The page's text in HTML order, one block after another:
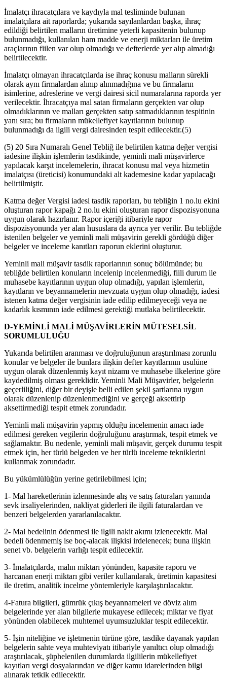
İmalatçı ihracatçılara ve kaydıyla mal tesliminde bulunan
imalatçılara ait raporlarda; yukarıda sayılanlardan başka, ihraç
edildiği belirtilen malların üretimine yeterli kapasitenin bulunup
bulunmadığı, kullanılan ham madde ve enerji miktarları ile üretim
araçlarının fiilen var olup olmadığı ve defterlerde yer alıp almadığı
belirtilecektir.
İmalatçı olmayan ihracatçılarda ise ihraç konusu malların sürekli
olarak aynı firmalardan alınıp alınmadığına ve bu firmaların
isimlerine, adreslerine ve vergi dairesi sicil numaralarına raporda yer
verilecektir. İhracatçıya mal satan firmaların gerçekten var olup
olmadıklarının ve malları gerçekten satıp satmadıklarının tespitinin
yanı sıra; bu firmaların mükellefiyet kayıtlarının bulunup
bulunmadığı da ilgili vergi dairesinden tespit edilecektir.(5)
(5) 20 Sıra Numaralı Genel Tebliğ ile belirtilen katma değer vergisi
iadesine ilişkin işlemlerin tasdikinde, yeminli mali müşavirlerce
yapılacak karşıt incelemelerin, ihracat konusu mal veya hizmetin
imalatçısı (üreticisi) konumundaki alt kademesine kadar yapılacağı
belirtilmiştir.
Katma değer Vergisi iadesi tasdik raporları, bu tebliğin 1 no.lu ekini
oluşturan rapor kapağı 2 no.lu ekini oluşturan rapor dispozisyonuna
uygun olarak hazırlanır. Rapor içeriği itibariyle rapor
dispozisyonunda yer alan hususlara da ayrıca yer verilir. Bu tebliğde
istenilen belgeler ve yeminli mali müşavirin gerekli gördüğü diğer
belgeler ve inceleme kanıtları raporun eklerini oluşturur.
Yeminli mali müşavir tasdik raporlarının sonuç bölümünde; bu
tebliğde belirtilen konuların incelenip incelenmediği, fiili durum ile
muhasebe kayıtlarının uygun olup olmadığı, yapılan işlemlerin,
kayıtların ve beyannamelerin mevzuata uygun olup olmadığı, iadesi
istenen katma değer vergisinin iade edilip edilmeyeceği veya ne
kadarlık kısmının iade edilmesi gerektiği mutlaka belirtilecektir.
D-YEMİNLİ MALİ MÜŞAVİRLERİN MÜTESELSİL
SORUMLULUĞU
Yukarıda belirtilen aranması ve doğruluğunun araştırılması zorunlu
konular ve belgeler ile bunlara ilişkin defter kayıtlarının usulüne
uygun olarak düzenlenmiş kayıt nizamı ve muhasebe ilkelerine göre
kaydedilmiş olması gereklidir. Yeminli Mali Müşavirler, belgelerin
geçerliliğini, diğer bir deyişle belli edilen şekil şartlarına uygun
olarak düzenlenip düzenlenmediğini ve gerçeği aksettirip
aksettirmediği tespit etmek zorundadır.
Yeminli mali müşavirin yapmış olduğu incelemenin amacı iade
edilmesi gereken vegilerin doğruluğunu araştırmak, tespit etmek ve
sağlamaktır. Bu nedenle, yeminli mali müşavir, gerçek durumu tespit
etmek için, her türlü belgeden ve her türlü inceleme tekniklerini
kullanmak zorundadır.
Bu yükümlülüğün yerine getirilebilmesi için;
1- Mal hareketlerinin izlenmesinde alış ve satış faturaları yanında
sevk irsaliyelerinden, nakliyat giderleri ile ilgili faturalardan ve
benzeri belgelerden yararlanılacaktır.
2- Mal bedelinin ödenmesi ile ilgili nakit akımı izlenecektir. Mal
bedeli ödenmemiş ise boç-alacak ilişkisi irdelenecek; buna ilişkin
senet vb. belgelerin varlığı tespit edilecektir.
3- İmalatçılarda, malın miktarı yönünden, kapasite raporu ve
harcanan enerji miktarı gibi veriler kullanılarak, üretimin kapasitesi
ile üretim, analitik incelme yöntemleriyle karşılaştırılacaktır.
4-Fatura bilgileri, gümrük çıkış beyannameleri ve döviz alım
belgelerinde yer alan bilgilerle mukayese edilecek; miktar ve fiyat
yönünden olabilecek muhtemel uyumsuzluklar tespit edilecektir.
5- İşin niteliğine ve işletmenin türüne göre, tasdike dayanak yapılan
belgelerin sahte veya muhteviyatı itibariyle yanıltıcı olup olmadığı
araştırılacak, şüphelenilen durumlarda ilgililerin mükellefiyet
kayıtları vergi dosyalarından ve diğer kamu idarelerinden bilgi
alınarak tetkik edilecektir.